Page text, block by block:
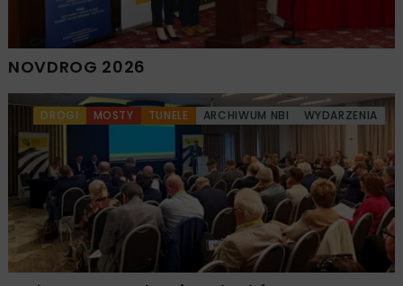
NOVDROG 2026
DROGI MOSTY TUNELE ARCHIWUM NBI WYDARZENIA